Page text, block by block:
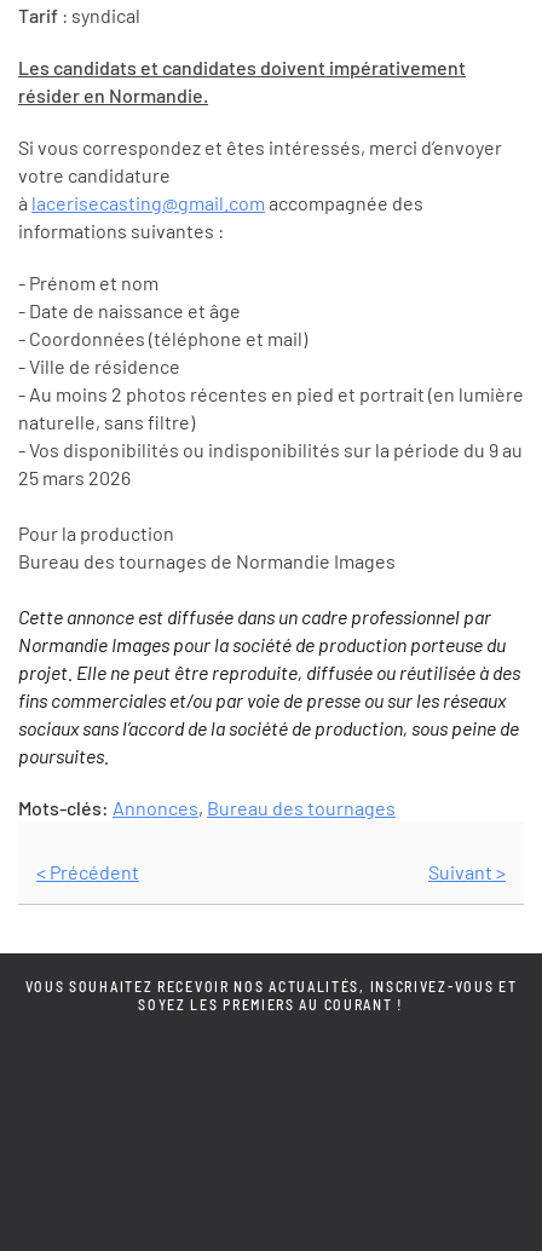
Tarif : syndical
Les candidats et candidates doivent impérativement
résider en Normandie.
Si vous correspondez et êtes intéressés, merci d’envoyer
votre candidature
à lacerisecasting@gmail.com accompagnée des
informations suivantes :
- Prénom et nom
- Date de naissance et âge
- Coordonnées (téléphone et mail)
- Ville de résidence
- Au moins 2 photos récentes en pied et portrait (en lumière
naturelle, sans filtre)
- Vos disponibilités ou indisponibilités sur la période du 9 au
25 mars 2026
Pour la production
Bureau des tournages de Normandie Images
Cette annonce est diffusée dans un cadre professionnel par
Normandie Images pour la société de production porteuse du
projet. Elle ne peut être reproduite, diffusée ou réutilisée à des
fins commerciales et/ou par voie de presse ou sur les réseaux
sociaux sans l’accord de la société de production, sous peine de
poursuites.
Mots-clés: Annonces, Bureau des tournages
< Précédent Suivant >
VOUS SOUHAITEZ RECEVOIR NOS ACTUALITÉS, INSCRIVEZ-VOUS ET
SOYEZ LES PREMIERS AU COURANT !